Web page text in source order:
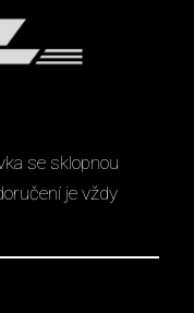
se sklopnou
je vždy